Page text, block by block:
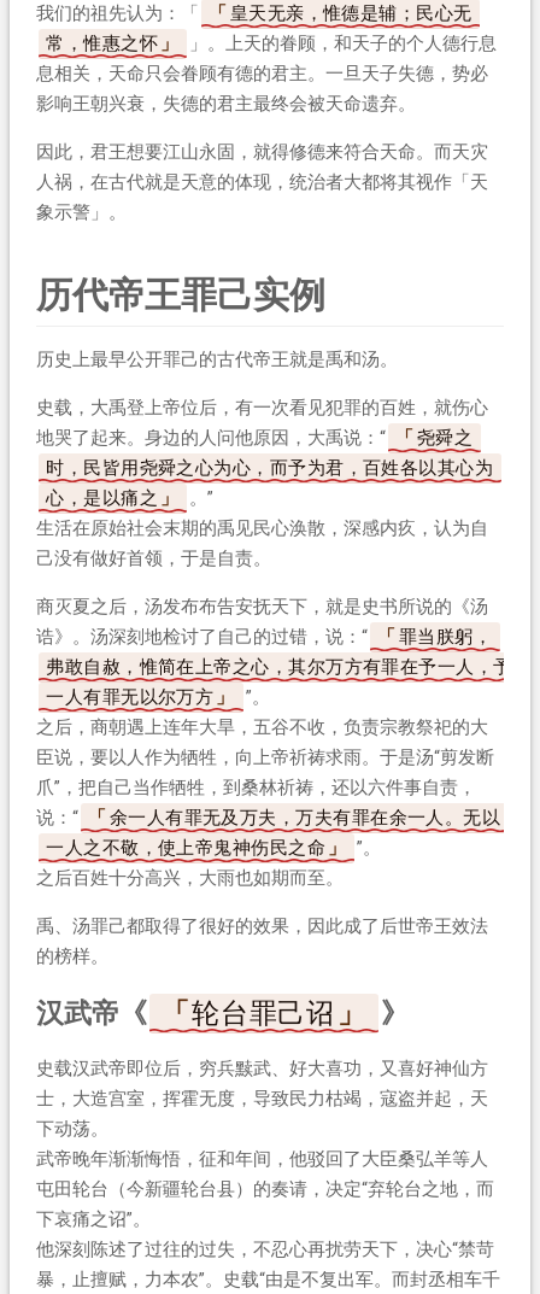
我们的祖先认为：「
皇天无亲，惟德是辅；民心无
常，惟惠之怀
」。上天的眷顾，和天子的个人德行息
息相关，天命只会眷顾有德的君主。一旦天子失德，势必
影响王朝兴衰，失德的君主最终会被天命遗弃。
因此，君王想要江山永固，就得修德来符合天命。而天灾
人祸，在古代就是天意的体现，统治者大都将其视作「天
象示警」。
历代帝王罪己实例
历史上最早公开罪己的古代帝王就是禹和汤。
史载，大禹登上帝位后，有一次看见犯罪的百姓，就伤心
地哭了起来。身边的人问他原因，大禹说：“
尧舜之
时，民皆用尧舜之心为心，而予为君，百姓各以其心为
心，是以痛之
。”
生活在原始社会末期的禹见民心涣散，深感内疚，认为自
己没有做好首领，于是自责。
商灭夏之后，汤发布布告安抚天下，就是史书所说的《汤
诰》。汤深刻地检讨了自己的过错，说：“
罪当朕躬，
弗敢自赦，惟简在上帝之心，其尔万方有罪在予一人，予
一人有罪无以尔万方
”。
之后，商朝遇上连年大旱，五谷不收，负责宗教祭祀的大
臣说，要以人作为牺牲，向上帝祈祷求雨。于是汤“剪发断
爪”，把自己当作牺牲，到桑林祈祷，还以六件事自责，
说：“
余一人有罪无及万夫，万夫有罪在余一人。无以
一人之不敬，使上帝鬼神伤民之命
”。
之后百姓十分高兴，大雨也如期而至。
禹、汤罪己都取得了很好的效果，因此成了后世帝王效法
的榜样。
汉武帝《 轮台罪己诏 》
史载汉武帝即位后，穷兵黩武、好大喜功，又喜好神仙方
士，大造宫室，挥霍无度，导致民力枯竭，寇盗并起，天
下动荡。
武帝晚年渐渐悔悟，征和年间，他驳回了大臣桑弘羊等人
屯田轮台（今新疆轮台县）的奏请，决定“弃轮台之地，而
下哀痛之诏”。
他深刻陈述了过往的过失，不忍心再扰劳天下，决心“禁苛
暴，止擅赋，力本农”。史载“由是不复出军。而封丞相车千